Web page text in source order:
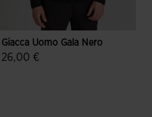
Giacca Uomo Gala Nero
26,00 €